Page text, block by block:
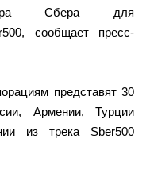
Сбера для
сообщает пресс-
представят 30
Армении, Турции
из трека Sber500